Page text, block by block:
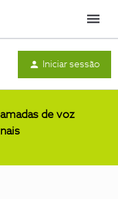
Menu
Iniciar sessão
de voz